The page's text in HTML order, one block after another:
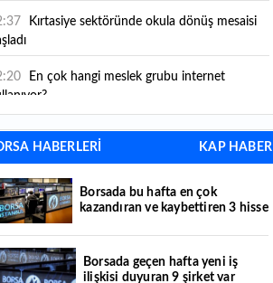
Caine'in İran savaşından "çıkış yolu" aradığı
edildi
"Esnaf ve sanatkara bu yılın ilk yarısında
75 milyar lira finansman sağladık"
yeni girişimcilik alanı
HABERLERİ KAP HABER
Borsada bu hafta en çok
kazandıran ve kaybettiren 3 hisse
Borsada geçen hafta yeni iş
ilişkisi duyuran 9 şirket var